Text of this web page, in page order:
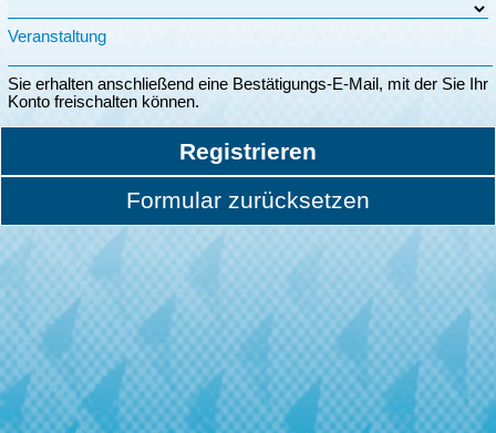
Veranstaltung
Sie erhalten anschließend eine Bestätigungs-E-Mail, mit der Sie Ihr
Konto freischalten können.
Registrieren
Formular zurücksetzen